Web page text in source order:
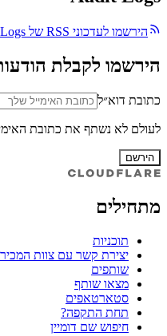
הירשמו לעדכוני RSS של Audit Logs
הירשמו לקבלת
כתובת דוא״ל
לעולם לא נשתף את כתובת
הירשם
מתחילים
תוכניות
יצירת קשר עם צוות
שותפים
מצאו שותף
סטארטאפים
תחת התקפה?
חיפוש שם דומיין